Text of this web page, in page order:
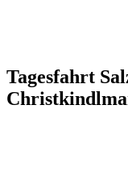
Tagesfahrt